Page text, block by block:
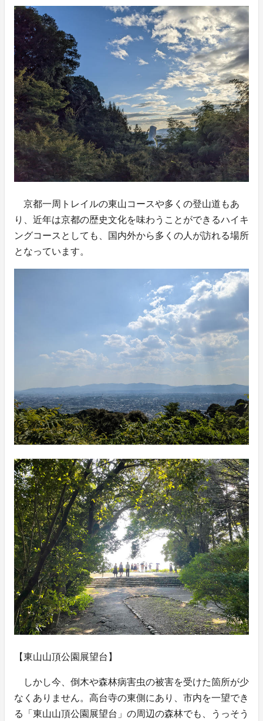
京都一周トレイルの東山コースや多くの登山道もあ
り、近年は京都の歴史文化を味わうことができるハイキ
ングコースとしても、国内外から多くの人が訪れる場所
となっています。
【東山山頂公園展望台】
しかし今、倒木や森林病害虫の被害を受けた箇所が少
なくありません。高台寺の東側にあり、市内を一望でき
る「東山山頂公園展望台」の周辺の森林でも、うっそう